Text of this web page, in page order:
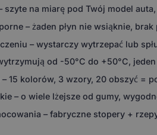
szyte na miarę pod Twój model
– żaden płyn nie wsiąknie,
– wystarczy wytrzepać lub
od -50°C do +50°C,
– 15 kolorów, 3 wzory, 20 obszyć =
– o wiele lżejsze od gumy,
– fabryczne stopery +